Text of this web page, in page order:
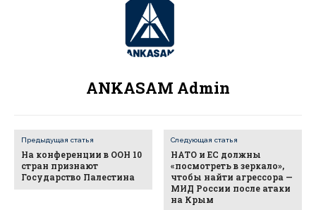
ANKASAM Admin
Предыдущая статья
На конференции в ООН 10
стран признают
Государство Палестина
Следующая статья
НАТО и ЕС должны
«посмотреть в зеркало»,
чтобы найти агрессора —
МИД России после атаки
на Крым